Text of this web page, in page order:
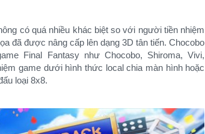
có quá nhiều khác biệt so với người tiền nhiệm
đã được nâng cấp lên dạng 3D tân tiến. Chocobo
Final Fantasy như Chocobo, Shiroma, Vivi,
game dưới hình thức local chia màn hình hoặc
loại 8x8.